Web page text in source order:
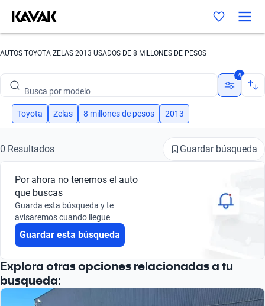
AUTOS TOYOTA ZELAS 2013 USADOS DE 8 MILLONES DE PESOS
Busca por versión
Busca por marca
Busca por modelo
Busca por versión
4
Toyota Zelas 8 millones de pesos 2013
0 Resultados Guardar búsqueda
Por ahora no tenemos el auto
que buscas
Guarda esta búsqueda y te
avisaremos cuando llegue
Guardar esta búsqueda
Explora otras opciones relacionadas a tu
busqueda: